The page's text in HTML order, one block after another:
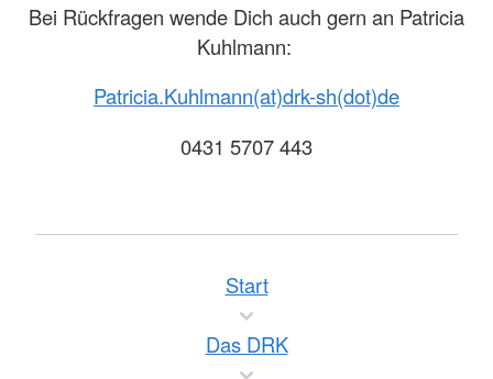
Bei Rückfragen wende Dich auch gern an Patricia
Kuhlmann:
Patricia.Kuhlmann(at)drk-sh(dot)de
0431 5707 443
Start
Das DRK